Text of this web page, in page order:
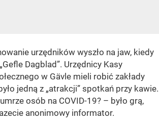
urzędników wyszło na jaw, kiedy
Dagblad”. Urzędnicy Kasy
w Gävle mieli robić zakłady
jedną z „atrakcji” spotkań przy kawie.
osób na COVID-19? – było grą,
anonimowy informator.